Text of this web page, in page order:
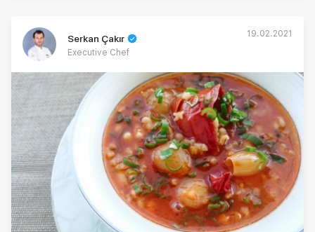
Serkan Çakır
Executive Chef
19.02.2021